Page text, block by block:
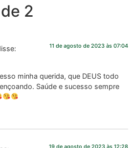
2
11 de agosto de 2023 às 07:04
minha querida, que DEUS todo
Saúde e sucesso sempre